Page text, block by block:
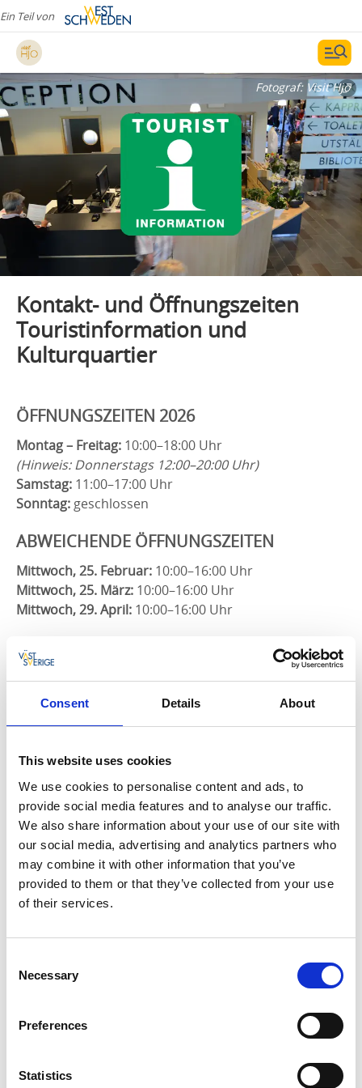
Consent Details About
This website uses cookies
We use cookies to personalise content and ads, to
provide social media features and to analyse our traffic.
We also share information about your use of our site with
our social media, advertising and analytics partners who
may combine it with other information that you’ve
provided to them or that they’ve collected from your use
of their services.
Selection
Necessary
Preferences
Statistics
Ein Teil von
Fotograf: Visit Hjo
Kontakt- und Öffnungszeiten
Touristinformation und
Kulturquartier
ÖFFNUNGSZEITEN 2026
Montag – Freitag: 10:00–18:00 Uhr
(Hinweis: Donnerstags 12:00–20:00 Uhr)
Samstag: 11:00–17:00 Uhr
Sonntag: geschlossen
ABWEICHENDE ÖFFNUNGSZEITEN
Mittwoch, 25. Februar: 10:00–16:00 Uhr
Mittwoch, 25. März: 10:00–16:00 Uhr
Mittwoch, 29. April: 10:00–16:00 Uhr
Während unserer Öffnungszeiten beantworten wir
auch Anrufe, Chats und E-Mails.
KONTAKT – KULTURQUARTIER &
TOURISTINFORMATION HJO
Bei uns erhalten Sie Tipps, was Sie in Hjo
unternehmen können, wo Sie essen und übernachten
und welche Erlebnisse Sie erwarten.
Sie können außerdem:
Tickets für verschiedene Veranstaltungen kaufen
unsere Ausstellungen besuchen
Souvenirs in unserem Shop erwerben
Im Kulturquartier finden Sie außerdem: